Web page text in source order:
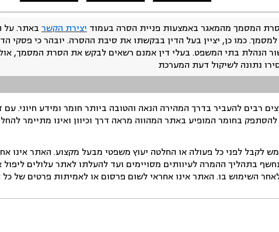
המסמך מהמאגר באמצעות פניית הסרה בעמוד יצירת הקשר באתר. על
כמו כן, יציין בעל הדין בבקשתו את סיבת ההסרה. יובהר כי פסקי
הנהלת בתי המשפט. בעלי דין אמנם רשאים לבקש את הסרת המסמך,
נתונה לשיקול דעת המערכת
רבים להעביר בדרך המהירה הנאה והטובה ביותר חומר ומידע חיוני.
להסתפק בחומר המופיע באתר המהווה מראה דרך וכיוון ואינו מתיימר
לקבל לפני כל פעולה או החלטה יעוץ משפטי מבעל מקצוע. האתר אינו
בתהליך ההמרה לעיוותים מסויימים ועד להעלתו לאתר עלולים ליפול
השימוש בו. האתר אינו אחראי לשום פרסום או לאמיתות פרטים של כל